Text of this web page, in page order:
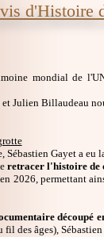
d'Histoire
mondial de
et Julien Billaudeau
Sébastien Gayet a eu
retracer l'histoire de
2026, permettant
découpé
fil des âges),